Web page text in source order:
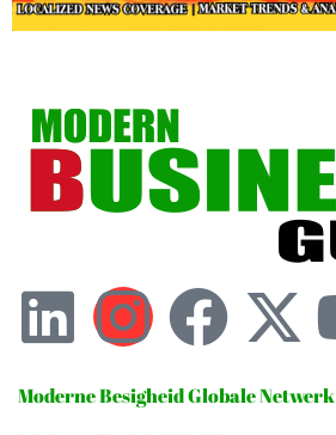
Moderne Besigheid Globale Netwerk